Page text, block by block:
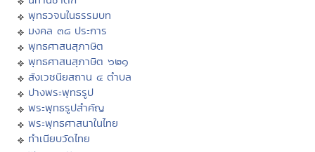
พุทธวจนในธรรมบท
มงคล ๓๘ ประการ
พุทธศาสนสุภาษิต
พุทธศาสนสุภาษิต ๖๒๑
สังเวชนียสถาน ๔ ตำบล
ปางพระพุทธรูป
พระพุทธรูปสำคัญ
พระพุทธศาสนาในไทย
ทำเนียบวัดไทย